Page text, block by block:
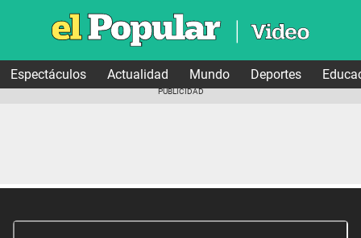
Espectáculos Actualidad Mundo Deportes